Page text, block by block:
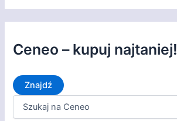
e
g
r
iCeneo – kupuj najtaniej!
Znajdź